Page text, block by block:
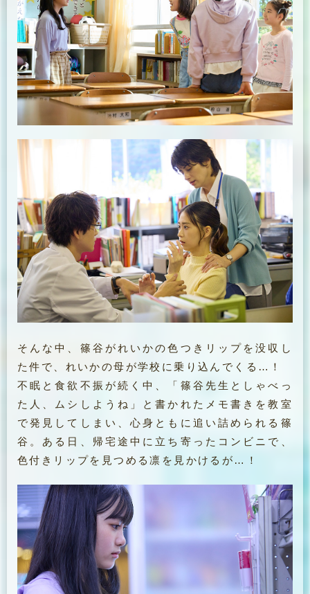
そんな中、篠谷がれいかの色つきリップを没収し
た件で、れいかの母が学校に乗り込んでくる…！
不眠と食欲不振が続く中、「篠谷先生としゃべっ
た人、ムシしようね」と書かれたメモ書きを教室
で発見してしまい、心身ともに追い詰められる篠
谷。ある日、帰宅途中に立ち寄ったコンビニで、
色付きリップを見つめる凛を見かけるが…！